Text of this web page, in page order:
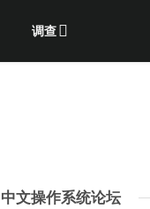
调查
中文操作系统论坛